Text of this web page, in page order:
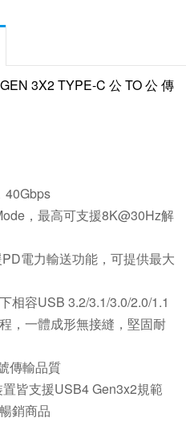
3X2 TYPE-C 公 TO 公 傳
40Gbps
，最高可支援8K@30Hz解
電力輸送功能，可提供最大
相容USB 3.2/3.1/3.0/2.0/1.1
，一體成形無接縫，堅固耐
傳輸品質
皆支援USB4 Gen3x2規範
銷商品